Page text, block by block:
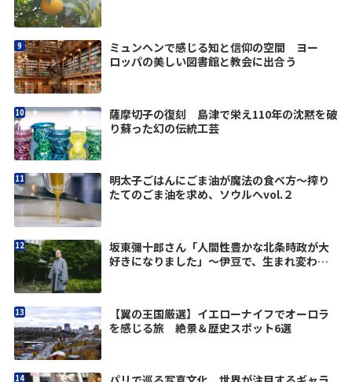
ミュンヘンで感じる知と信仰の空間 ヨー
ロッパの美しい図書館と教会に出合う
薩摩切子の復刻 島津で栄え110年の沈黙を破
り蘇った幻の伝統工芸
明太子ごはんにごま油が魔法の食べ方～搾り
たてのごま油を求め、ソウルへvol.２
坂東彌十郎さん「人間性豊かな北条時政が大
好きになりました」〜伊豆で、生まれ変わ
【翼の王国厳選】イエローナイフでオーロラ
を感じる旅 絶景＆歴史スポット6選